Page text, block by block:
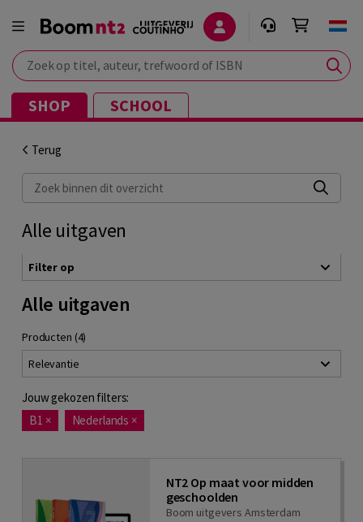
Zoek op titel, auteur, trefwoord of ISBN
SHOP SCHOOL
Terug
Zoek binnen dit overzicht
Alle uitgaven
Filter op
Alle uitgaven
Producten (4)
Relevantie
Jouw gekozen filters:
B1 × Nederlands ×
NT2 Op maat voor midden
geschoolden
Boom uitgevers Amsterdam